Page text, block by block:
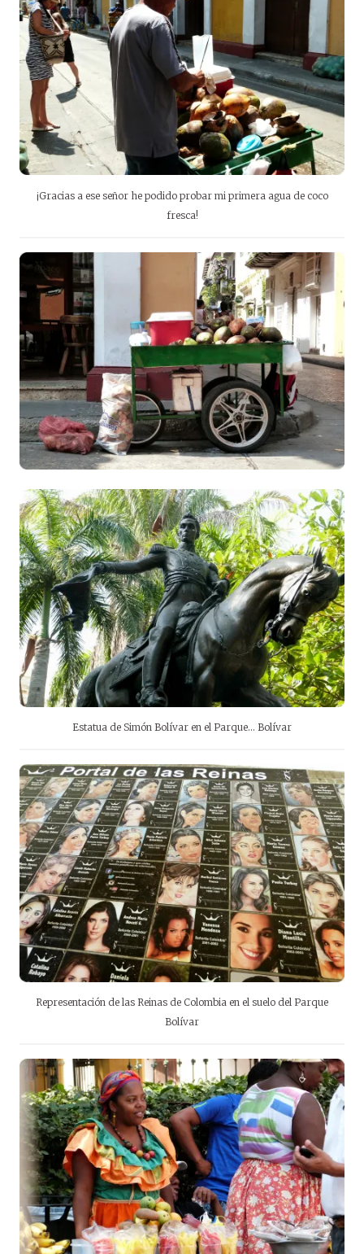
¡Gracias a ese señor he podido probar mi primera agua de coco
fresca!
Estatua de Simón Bolívar en el Parque… Bolívar
Representación de las Reinas de Colombia en el suelo del Parque
Bolívar